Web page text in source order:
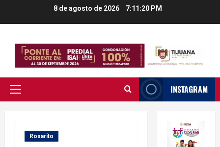
8 de agosto de 2026 7:11:21 PM
Menú
INSTAGRAM
Rosarito